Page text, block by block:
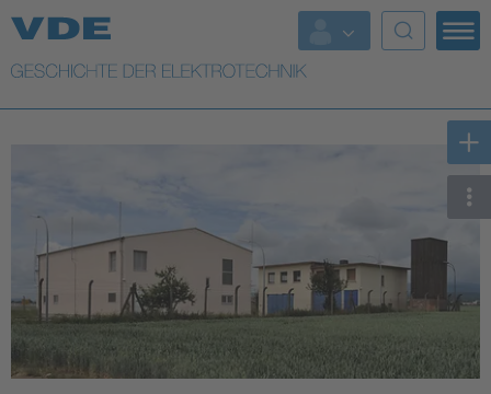
Top Themen
Weitere Themen